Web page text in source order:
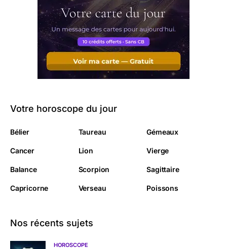
Votre horoscope du jour
Bélier Taureau Gémeaux
Cancer Lion Vierge
Balance Scorpion Sagittaire
Capricorne Verseau Poissons
Nos récents sujets
HOROSCOPE